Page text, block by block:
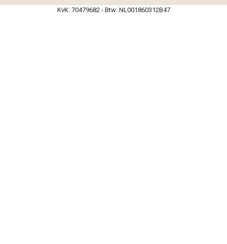
KvK: 70479682 - Btw: NL001860312B47